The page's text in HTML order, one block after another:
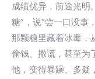
成绩优异，前途光明
糖”，说“尝一口没事
那颗糖里藏着冰毒，
偷钱、撒谎，甚至为
他，变得暴躁、多疑